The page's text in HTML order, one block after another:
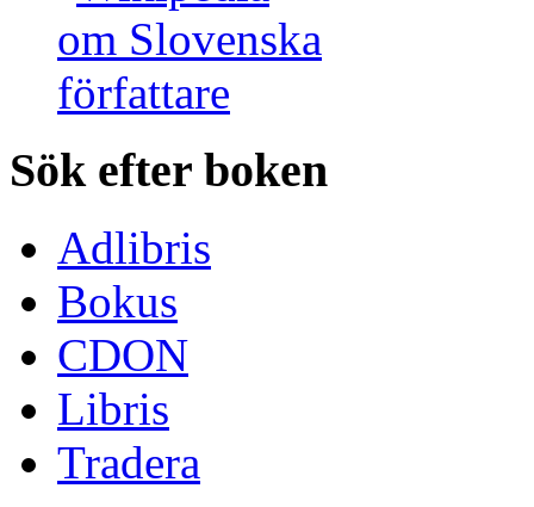
Sök efter boken
Adlibris
Bokus
CDON
Libris
Tradera